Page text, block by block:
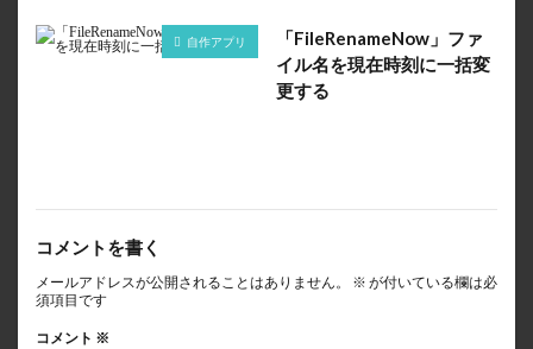
自作アプリ
「FileRenameNow」ファ
イル名を現在時刻に一括変
更する
コメントを書く
メールアドレスが公開されることはありません。 ※ が付いている欄は必
須項目です
コメント ※